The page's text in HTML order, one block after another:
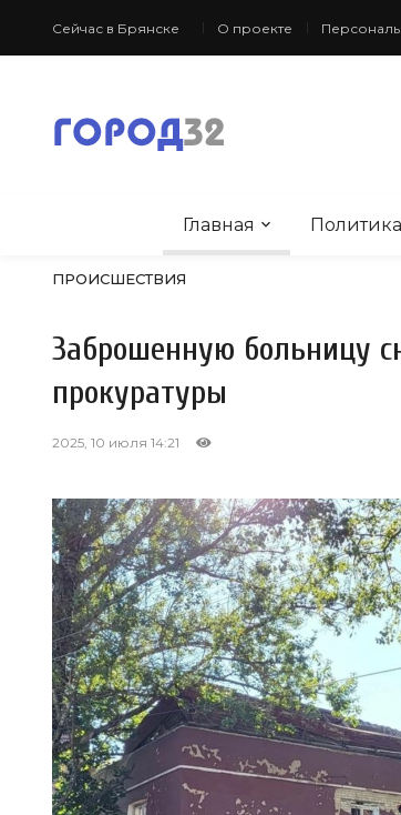
Сейчас в Брянске О проекте
Главная Политика
ПРОИСШЕСТВИЯ
Заброшенную больницу
прокуратуры
2025, 10 июля 14:21